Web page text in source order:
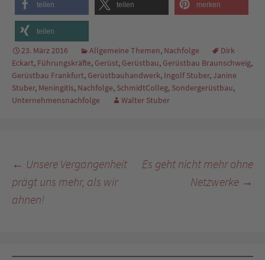
teilen teilen merken
teilen
23. März 2016 Allgemeine Themen, Nachfolge
Dirk
Eckart, Führungskräfte, Gerüst, Gerüstbau, Gerüstbau Braunschweig,
Gerüstbau Frankfurt, Gerüstbauhandwerk, Ingolf Stuber, Janine
Stuber, Meningitis, Nachfolge, SchmidtColleg, Sondergerüstbau,
Unternehmensnachfolge
Walter Stuber
Beitragsnavigation
← Unsere Vergangenheit
prägt uns mehr, als wir
ahnen!
Es geht nicht mehr ohne
Netzwerke →